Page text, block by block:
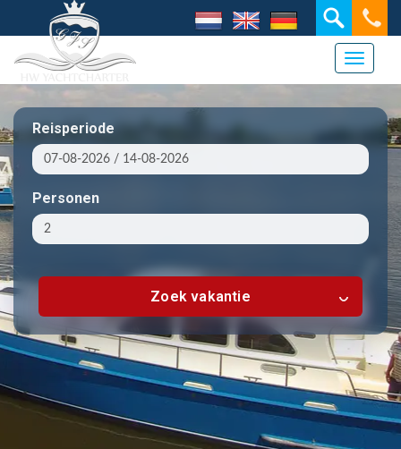
Reisperiode
Personen
Zoek vakantie
Toggle